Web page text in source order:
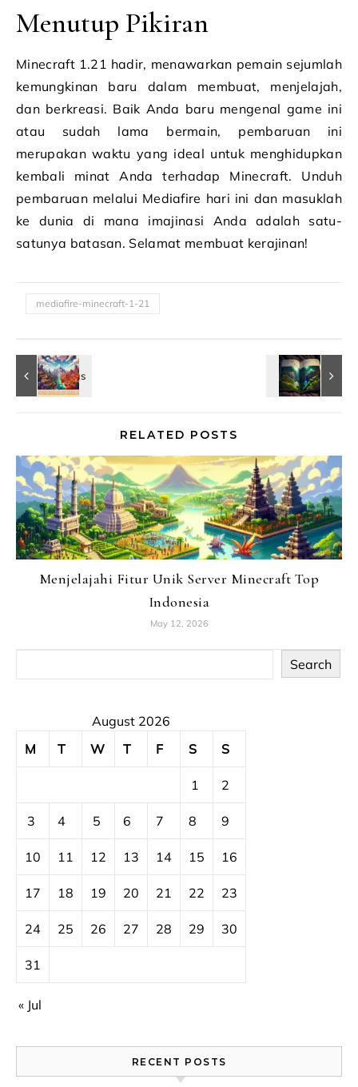
Menutup Pikiran
Minecraft 1.21 hadir, menawarkan pemain sejumlah
kemungkinan baru dalam membuat, menjelajah,
dan berkreasi. Baik Anda baru mengenal game ini
atau sudah lama bermain, pembaruan ini
merupakan waktu yang ideal untuk menghidupkan
kembali minat Anda terhadap Minecraft. Unduh
pembaruan melalui Mediafire hari ini dan masuklah
ke dunia di mana imajinasi Anda adalah satu-
satunya batasan. Selamat membuat kerajinan!
mediafire-minecraft-1-21
RELATED POSTS
Menjelajahi Fitur Unik Server Minecraft Top
Indonesia
May 12, 2026
Search
August 2026
M
T W T F S S
1 2
3 4 5 6 7 8 9
10 11 12 13 14 15 16
17 18 19 20 21 22 23
24 25 26 27 28 29 30
31
« Jul
RECENT POSTS